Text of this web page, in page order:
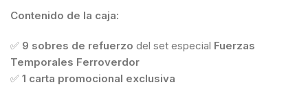
Contenido de la caja:
✅ 9 sobres de refuerzo del set especial Fuerzas
Temporales Ferroverdor
✅ 1 carta promocional exclusiva